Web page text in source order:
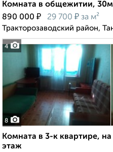
4
Комната в общежитии,
890 000 ₽ 29 700 ₽ за м²
Тракторозаводский район,
8
Комната в 3-к квартире,
этаж